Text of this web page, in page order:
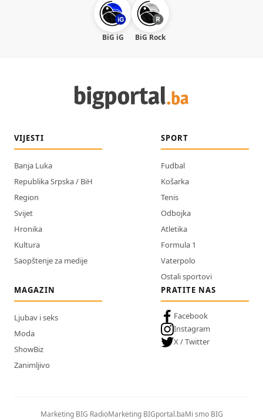
BiG iG BiG Rock
VIJESTI
Banja Luka
Republika Srpska / BiH
Region
Svijet
Hronika
Kultura
Saopštenje za medije
SPORT
Fudbal
Košarka
Tenis
Odbojka
Atletika
Formula 1
Vaterpolo
Ostali sportovi
MAGAZIN
Ljubav i seks
Moda
ShowBiz
Zanimljivo
PRATITE NAS
Facebook
Instagram
X / Twitter
Marketing BIG RadioMarketing BIGportal.baMi smo BIG